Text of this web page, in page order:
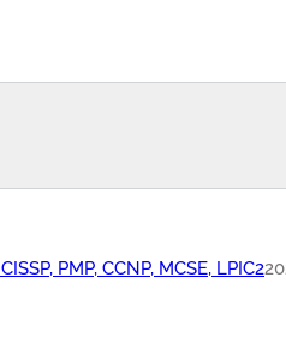
PMP, CCNP, MCSE, LPIC2